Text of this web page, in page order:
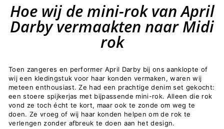
Hoe wij de mini-rok van April
Darby vermaakten naar Midi
rok
Toen zangeres en performer April Darby bij ons aanklopte of
wij een kledingstuk voor haar konden vermaken, waren wij
meteen enthousiast. Ze had een prachtige denim set gekocht:
een stoere spijkerjas met bijpassende mini-rok. Alleen die rok
vond ze toch écht te kort, maar ook te zonde om weg te
doen. Ze vroeg of wij haar konden helpen om de rok te
verlengen zonder afbreuk te doen aan het design.